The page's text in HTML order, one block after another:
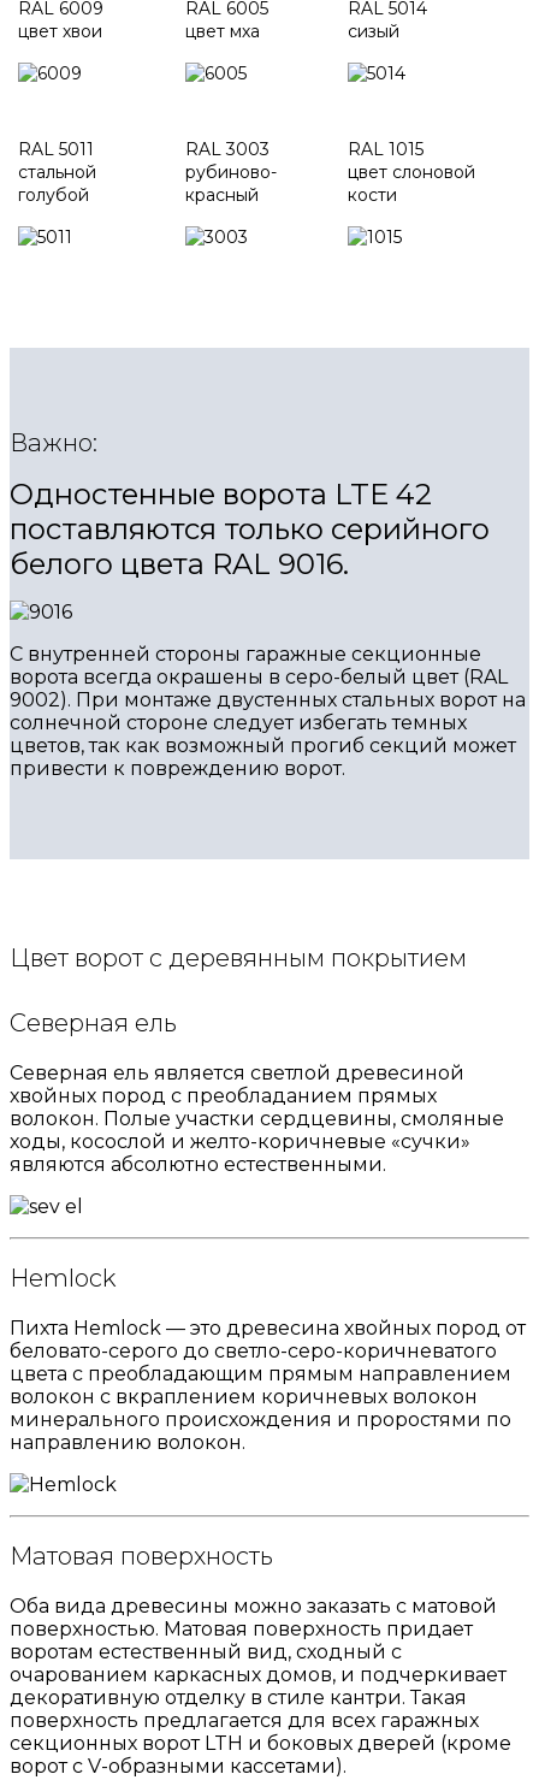
RAL 6009
цвет хвои
RAL 6005
цвет мха
RAL 5014
сизый
RAL 5011
стальной
голубой
RAL 3003
рубиново-
красный
RAL 1015
цвет слоновой
кости
Важно:
Одностенные ворота LTE 42
поставляются только серийного
белого цвета RAL 9016.
С внутренней стороны гаражные секционные
ворота всегда окрашены в серо-белый цвет (RAL
9002). При монтаже двустенных стальных ворот на
солнечной стороне следует избегать темных
цветов, так как возможный прогиб секций может
привести к повреждению ворот.
Цвет ворот с деревянным покрытием
Северная ель
Северная ель является светлой древесиной
хвойных пород с преобладанием прямых
волокон. Полые участки сердцевины, смоляные
ходы, косослой и желто-коричневые «сучки»
являются абсолютно естественными.
Hemlock
Пихта Hemlock — это древесина хвойных пород от
беловато-серого до светло-серо-коричневатого
цвета с преобладающим прямым направлением
волокон с вкраплением коричневых волокон
минерального происхождения и проростями по
направлению волокон.
Матовая поверхность
Оба вида древесины можно заказать с матовой
поверхностью. Матовая поверхность придает
воротам естественный вид, сходный с
очарованием каркасных домов, и подчеркивает
декоративную отделку в стиле кантри. Такая
поверхность предлагается для всех гаражных
секционных ворот LTH и боковых дверей (кроме
ворот с V-образными кассетами).